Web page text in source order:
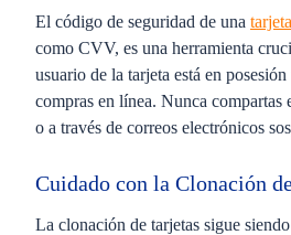
El código de seguridad de una tarjeta
como CVV, es una herramienta
usuario de la tarjeta está en
compras en línea. Nunca compartas
o a través de correos electrónicos
Cuidado con la Clonación
La clonación de tarjetas sigue